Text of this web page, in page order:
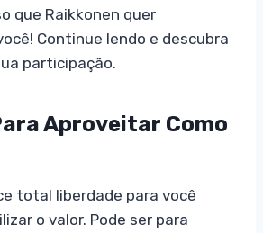
que Raikkonen quer
Continue lendo e descubra
participação.
Aproveitar Como
total liberdade para você
o valor. Pode ser para